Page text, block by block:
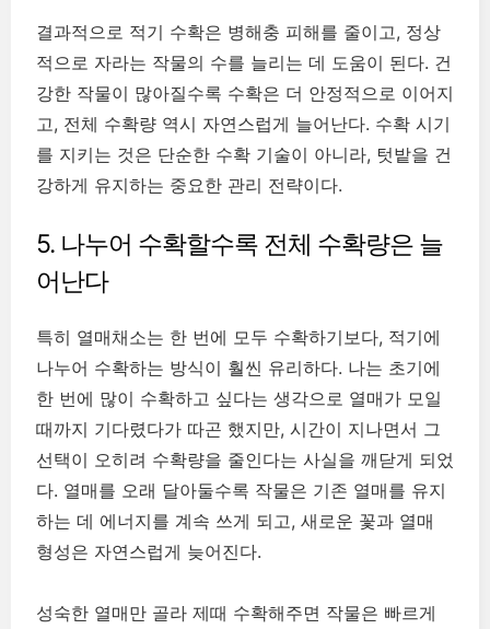
결과적으로 적기 수확은 병해충 피해를 줄이고, 정상
적으로 자라는 작물의 수를 늘리는 데 도움이 된다. 건
강한 작물이 많아질수록 수확은 더 안정적으로 이어지
고, 전체 수확량 역시 자연스럽게 늘어난다. 수확 시기
를 지키는 것은 단순한 수확 기술이 아니라, 텃밭을 건
강하게 유지하는 중요한 관리 전략이다.
5. 나누어 수확할수록 전체 수확량은 늘
어난다
특히 열매채소는 한 번에 모두 수확하기보다, 적기에
나누어 수확하는 방식이 훨씬 유리하다. 나는 초기에
한 번에 많이 수확하고 싶다는 생각으로 열매가 모일
때까지 기다렸다가 따곤 했지만, 시간이 지나면서 그
선택이 오히려 수확량을 줄인다는 사실을 깨닫게 되었
다. 열매를 오래 달아둘수록 작물은 기존 열매를 유지
하는 데 에너지를 계속 쓰게 되고, 새로운 꽃과 열매
형성은 자연스럽게 늦어진다.
성숙한 열매만 골라 제때 수확해주면 작물은 빠르게